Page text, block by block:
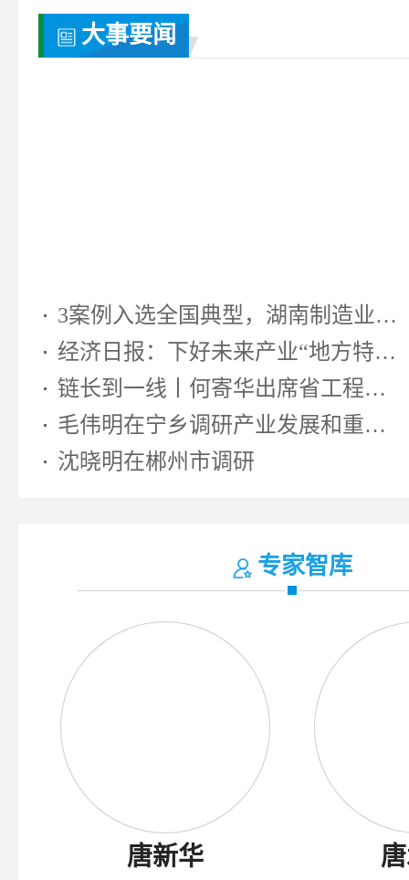
大事要闻
3案例入选全国典型，湖南制造业靠...
经济日报：下好未来产业“地方特色...
链长到一线丨何寄华出席省工程机...
毛伟明在宁乡调研产业发展和重大...
沈晓明在郴州市调研
专家智库
唐新华